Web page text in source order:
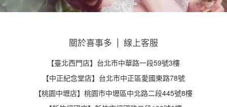
關於喜事多 線上客服
【臺北西門店】台北市中華路一段59號3樓
【中正紀念堂店】台北市中正區愛國東路78號
【桃園中壢店】桃園市中壢區中北路二段445號8樓